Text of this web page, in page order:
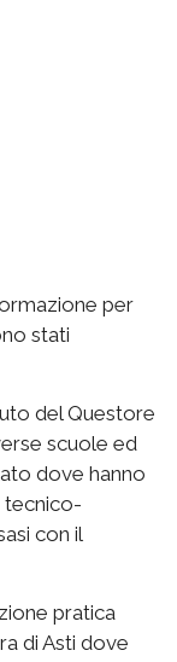
per
stati
del Questore
scuole ed
dove hanno
tecnico-
con il
pratica
di Asti dove